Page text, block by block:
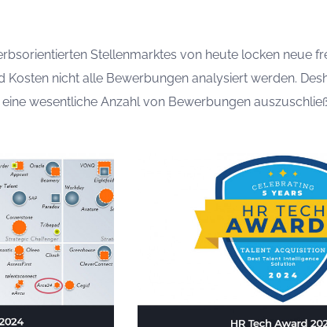
Stellenmarktes von heute locken neue
Kosten nicht alle Bewerbungen analysiert werden.
wesentliche Anzahl von Bewerbungen